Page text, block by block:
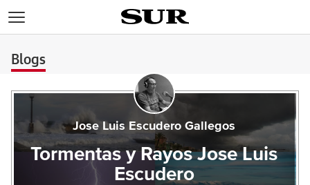
Blogs
Jose Luis Escudero Gallegos
Tormentas y Rayos Jose Luis
Escudero